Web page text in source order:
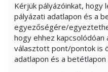
Kérjük pályázóinkat, hogy
pályázati adatlapon és a
egyezőségére/
hogy ehhez kapcsolódóan
választott pont/pontok is
adatlapon és a